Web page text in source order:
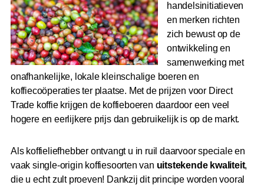
handelsinitiatieven
en merken richten
zich bewust op de
ontwikkeling en
samenwerking met
onafhankelijke, lokale kleinschalige boeren en
koffiecoöperaties ter plaatse. Met de prijzen voor Direct
Trade koffie krijgen de koffieboeren daardoor een veel
hogere en eerlijkere prijs dan gebruikelijk is op de markt.
Als koffieliefhebber ontvangt u in ruil daarvoor speciale en
vaak single-origin koffiesoorten van uitstekende kwaliteit,
die u echt zult proeven! Dankzij dit principe worden vooral